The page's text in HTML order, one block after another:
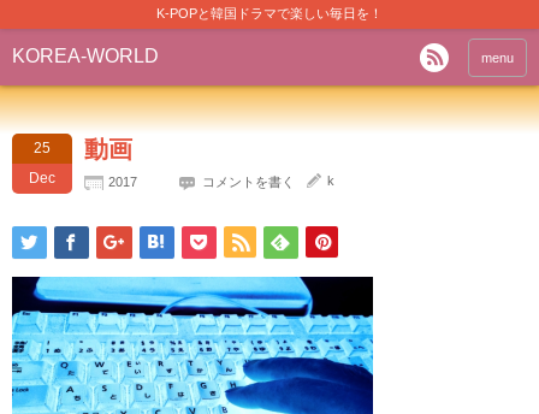
K-POPと韓国ドラマで楽しい毎日を！
KOREA-WORLD menu
25
Dec
動画
2017 コメントを書く k